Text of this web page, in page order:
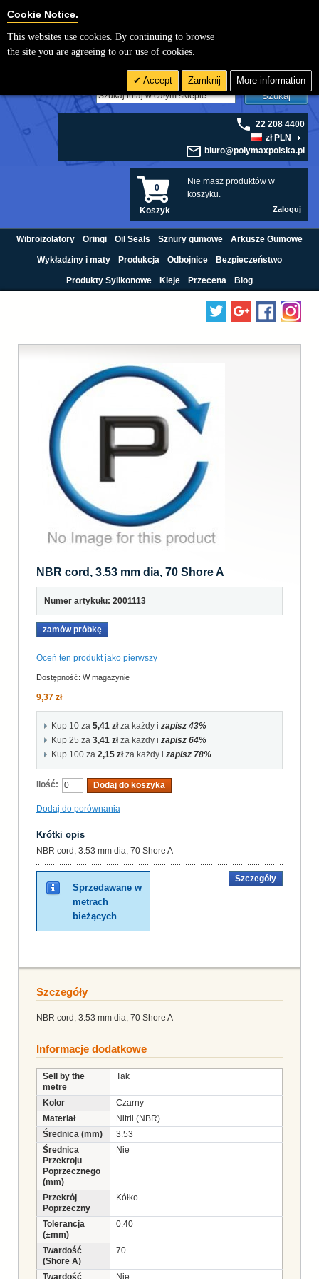
Szukaj
22 208 4400
zł PLN
biuro@polymaxpolska.pl
Nie masz produktów w
koszyku.
0
Koszyk Zaloguj
Wibroizolatory Oringi Oil Seals Sznury gumowe Arkusze Gumowe
Wykładziny i maty Produkcja Odbojnice Bezpieczeństwo
Produkty Sylikonowe Kleje Przecena Blog
NBR cord, 3.53 mm dia, 70 Shore A
Numer artykułu: 2001113
zamów próbkę
Oceń ten produkt jako pierwszy
Dostępność: W magazynie
9,37 zł
Kup 10 za 5,41 złza każdy i zapisz 43%
Kup 25 za 3,41 złza każdy i zapisz 64%
Kup 100 za 2,15 złza każdy i zapisz 78%
Ilość: Dodaj do koszyka
Dodaj do porównania
Krótki opis
NBR cord, 3.53 mm dia, 70 Shore A
Sprzedawane w
metrach
bieżących
Szczegóły
Szczegóły
NBR cord, 3.53 mm dia, 70 Shore A
Informacje dodatkowe
Sell by the
metre
Tak
Kolor
Czarny
Materiał
Nitril (NBR)
Średnica (mm)
3.53
Średnica
Przekroju
Poprzecznego
(mm)
Nie
Przekrój
Poprzeczny
Kółko
Tolerancja
(±mm)
0.40
Twardość
(Shore A)
70
Twardość Nie
Cookie Notice.
This websites use cookies. By continuing to browse
the site you are agreeing to our use of cookies.
Accept Zamknij More information
Cookie Settings